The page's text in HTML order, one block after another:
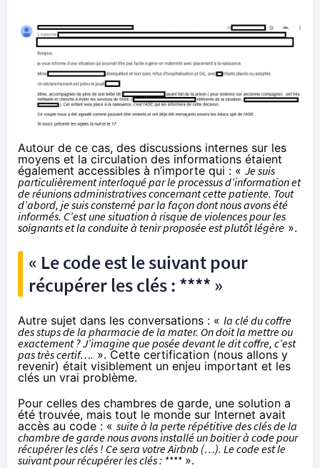
Autour de ce cas, des discussions internes sur les
moyens et la circulation des informations étaient
également accessibles à n’importe qui : « Je suis
particulièrement interloqué par le processus d’information et
de réunions administratives concernant cette patiente. Tout
d’abord, je suis consterné par la façon dont nous avons été
informés. C’est une situation à risque de violences pour les
soignants et la conduite à tenir proposée est plutôt légère ».
« Le code est le suivant pour
récupérer les clés : **** »
Autre sujet dans les conversations : « la clé du coffre
des stups de la pharmacie de la mater. On doit la mettre ou
exactement ? J’imagine que posée devant le dit coffre, c’est
pas très certif…. ». Cette certification (nous allons y
revenir) était visiblement un enjeu important et les
clés un vrai problème.
Pour celles des chambres de garde, une solution a
été trouvée, mais tout le monde sur Internet avait
accès au code : « suite à la perte répétitive des clés de la
chambre de garde nous avons installé un boitier à code pour
récupérer les clés ! Ce sera votre Airbnb (…). Le code est le
suivant pour récupérer les clés : ****».